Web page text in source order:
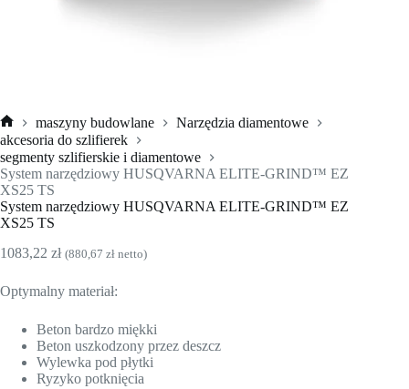
Strona
główna
maszyny budowlane
Narzędzia diamentowe
akcesoria do szlifierek
segmenty szlifierskie i diamentowe
System narzędziowy HUSQVARNA ELITE-GRIND™ EZ
XS25 TS
System narzędziowy HUSQVARNA ELITE-GRIND™ EZ
XS25 TS
1083,22 zł (880,67 zł netto)
Optymalny materiał:
Beton bardzo miękki
Beton uszkodzony przez deszcz
Wylewka pod płytki
Ryzyko potknięcia